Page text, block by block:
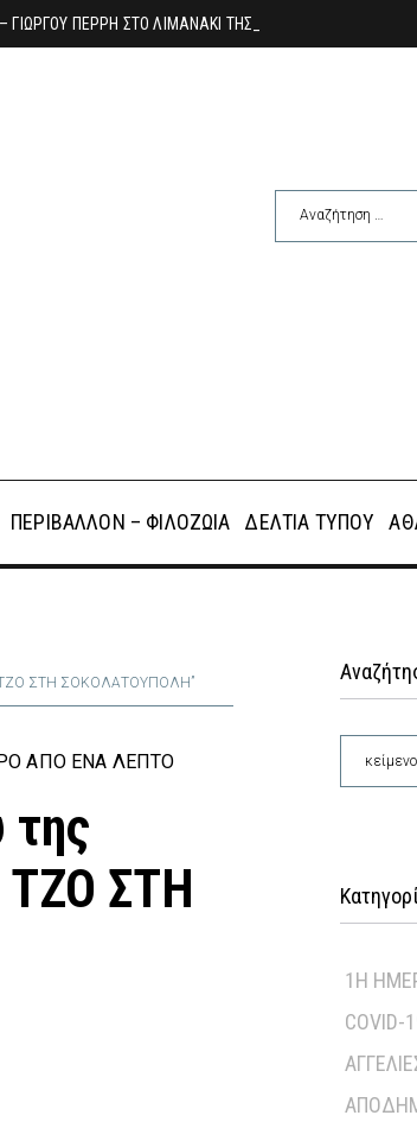
ΓΙΩΡΓΟΥ ΠΕΡΡΗ ΣΤΟ ΛΙΜΑΝΑΚΙ ΤΗΣ ΜΠΟΥΚΑΣ ΚΑΣΟΥ
ΠΕΡΙΒΆΛΛΟΝ – ΦΙΛΟΖΩΊΑ ΔΕΛΤΊΑ ΤΎΠΟΥ
ΤΖΟ ΣΤΗ ΣΟΚΟΛΑΤΟΥΠΟΛΗ”
ΑΠΌ ΈΝΑ ΛΕΠΤΌ
της
ΤΖΟ ΣΤΗ
1Η
COVID-